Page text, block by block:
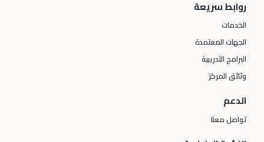
روابط سريعة
الخدمات
الجهات المعتمدة
البرامج التدريبية
وثائق المركز
الدعم
تواصل معنا